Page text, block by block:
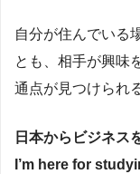
自分が住んでいる
とも、相手が興味
通点が見つけられ
日本からビジネス
I’m here for